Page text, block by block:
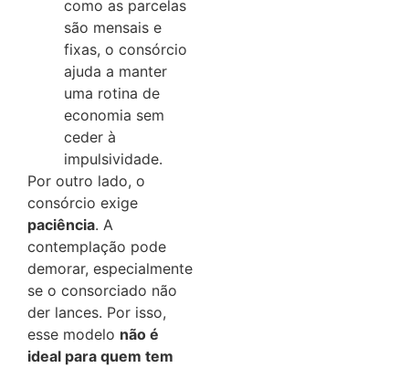
como as parcelas
são mensais e
fixas, o consórcio
ajuda a manter
uma rotina de
economia sem
ceder à
impulsividade.
Por outro lado, o
consórcio exige
paciência. A
contemplação pode
demorar, especialmente
se o consorciado não
der lances. Por isso,
esse modelo não é
ideal para quem tem